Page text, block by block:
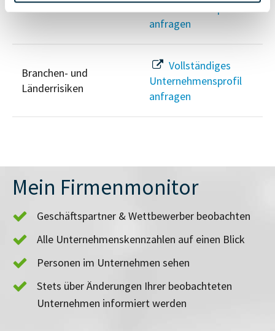
Insolvenzinformationen
anfragen
Branchen- und
Länderrisiken
Vollständiges
Unternehmensprofil
anfragen
Mein Firmenmonitor
Geschäftspartner & Wettbewerber beobachten
Alle Unternehmenskennzahlen auf einen Blick
Personen im Unternehmen sehen
Stets über Änderungen Ihrer beobachteten
Unternehmen informiert werden